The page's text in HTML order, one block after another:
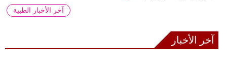
آخر الأخبار الطبية
آخر الأخبار